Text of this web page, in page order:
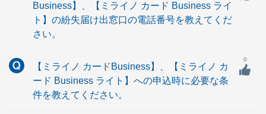
Business】、【ミライノ カード Business ライ
ト】の紛失届け出窓口の電話番号を教えてくだ
さい。
【ミライノ カードBusiness】、【ミライノ カ
ード Business ライト】への申込時に必要な条
件を教えてください。
0